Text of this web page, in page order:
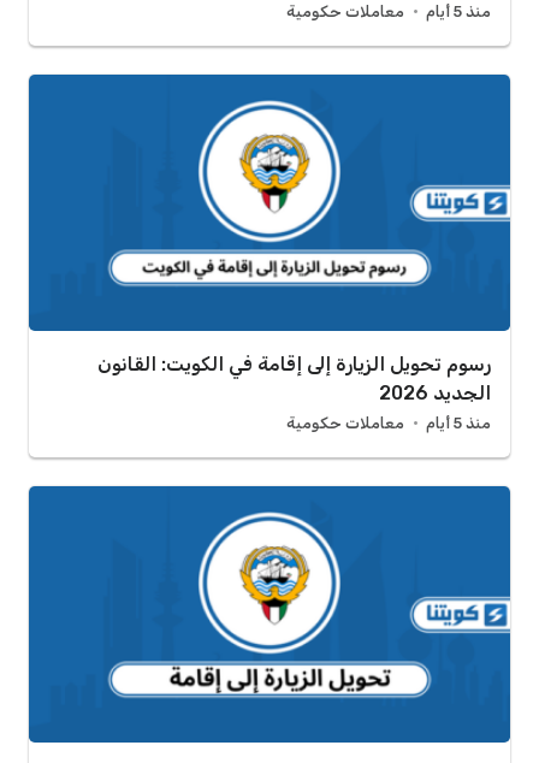
منذ 5 أيام معاملات حكومية
رسوم تحويل الزيارة إلى إقامة في الكويت: القانون
الجديد 2026
منذ 5 أيام معاملات حكومية